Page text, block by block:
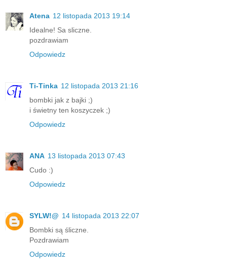
Atena 12 listopada 2013 19:14
Idealne! Sa sliczne.
pozdrawiam
Odpowiedz
Ti-Tinka 12 listopada 2013 21:16
bombki jak z bajki ;)
i świetny ten koszyczek ;)
Odpowiedz
ANA 13 listopada 2013 07:43
Cudo :)
Odpowiedz
SYLW!@ 14 listopada 2013 22:07
Bombki są śliczne.
Pozdrawiam
Odpowiedz